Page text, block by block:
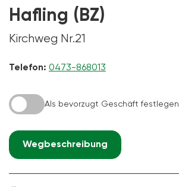
Hafling (BZ)
Kirchweg Nr.21
Telefon: 0473-868013
Als bevorzugt Geschäft festlegen
Wegbeschreibung